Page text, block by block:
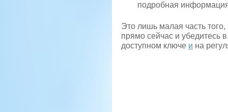
подробная
Это лишь малая часть
прямо сейчас и убедитесь
доступном ключе и на